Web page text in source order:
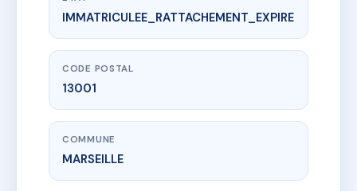
www.vme.plus/AC5489174
44 RUE DU BAIGNOIR - MS8768
44 r du baignoir
IMMATRICULEE_RATTACHEMENT_EXPIRE
CODE POSTAL
13001
COMMUNE
MARSEILLE